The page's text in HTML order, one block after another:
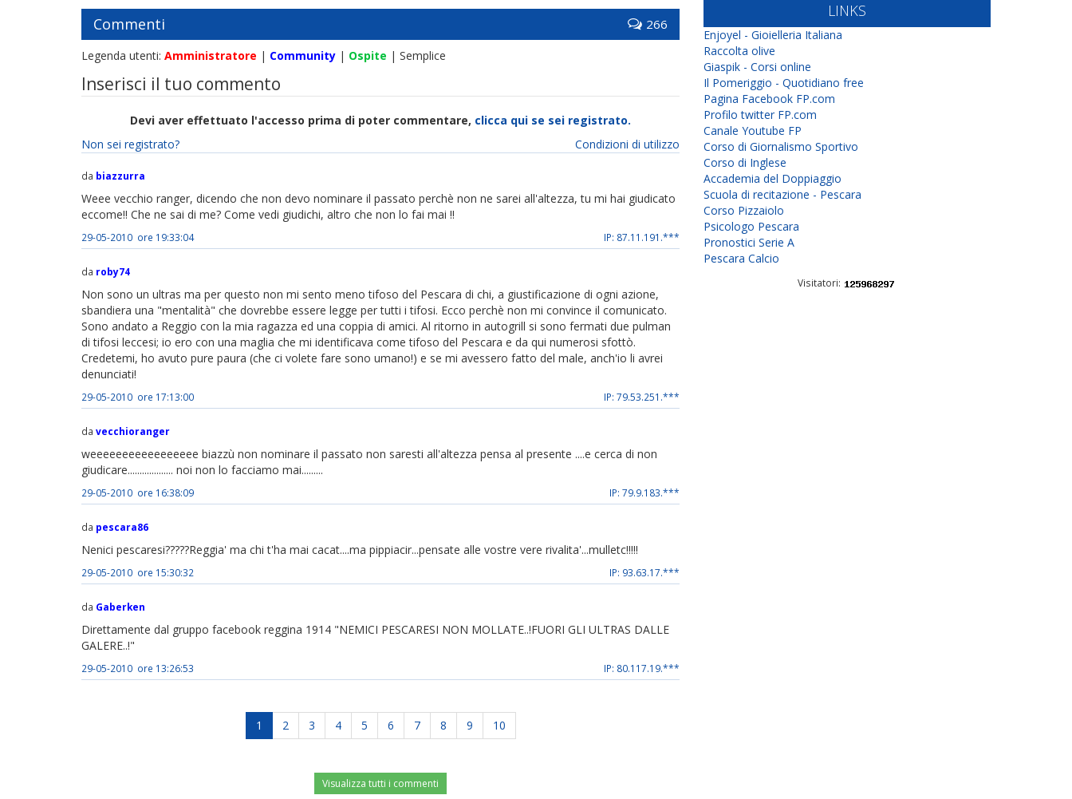
Commenti 266
Legenda utenti: Amministratore | Community | Ospite | Semplice
Inserisci il tuo commento
Devi aver effettuato l'accesso prima di poter commentare, clicca qui se sei registrato.
Condizioni di utilizzo
Non sei registrato?
da biazzurra
Weee vecchio ranger, dicendo che non devo nominare il passato perchè non ne sarei all'altezza, tu mi hai giudicato
eccome!! Che ne sai di me? Come vedi giudichi, altro che non lo fai mai !!
29-05-2010 ore 19:33:04 IP: 87.11.191.***
da roby74
Non sono un ultras ma per questo non mi sento meno tifoso del Pescara di chi, a giustificazione di ogni azione,
sbandiera una "mentalità" che dovrebbe essere legge per tutti i tifosi. Ecco perchè non mi convince il comunicato.
Sono andato a Reggio con la mia ragazza ed una coppia di amici. Al ritorno in autogrill si sono fermati due pulman
di tifosi leccesi; io ero con una maglia che mi identificava come tifoso del Pescara e da qui numerosi sfottò.
Credetemi, ho avuto pure paura (che ci volete fare sono umano!) e se mi avessero fatto del male, anch'io li avrei
denunciati!
29-05-2010 ore 17:13:00 IP: 79.53.251.***
da vecchioranger
weeeeeeeeeeeeeeeee biazzù non nominare il passato non saresti all'altezza pensa al presente ....e cerca di non
giudicare................... noi non lo facciamo mai.........
29-05-2010 ore 16:38:09 IP: 79.9.183.***
da pescara86
Nenici pescaresi?????Reggia' ma chi t'ha mai cacat....ma pippiacir...pensate alle vostre vere rivalita'...mulletc!!!!!
29-05-2010 ore 15:30:32 IP: 93.63.17.***
da Gaberken
Direttamente dal gruppo facebook reggina 1914 "NEMICI PESCARESI NON MOLLATE..!FUORI GLI ULTRAS DALLE
GALERE..!"
29-05-2010 ore 13:26:53 IP: 80.117.19.***
1 2 3 4 5 6 7 8 9 10
Visualizza tutti i commenti
LINKS
Enjoyel - Gioielleria Italiana
Raccolta olive
Giaspik - Corsi online
Il Pomeriggio - Quotidiano free
Pagina Facebook FP.com
Profilo twitter FP.com
Canale Youtube FP
Corso di Giornalismo Sportivo
Corso di Inglese
Accademia del Doppiaggio
Scuola di recitazione - Pescara
Corso Pizzaiolo
Psicologo Pescara
Pronostici Serie A
Pescara Calcio
Visitatori: